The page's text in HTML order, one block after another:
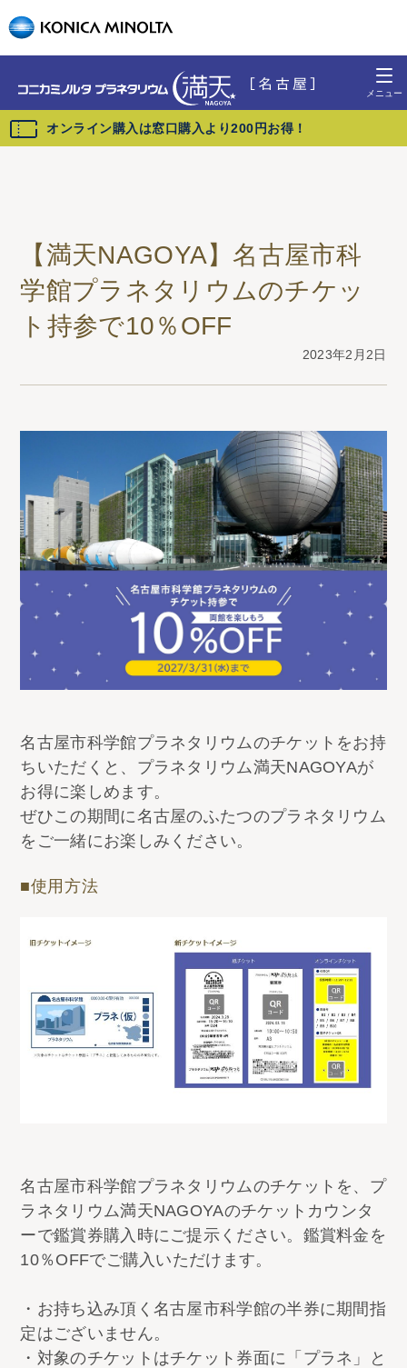
オンライン購入は窓口購入より200円お得！
【満天NAGOYA】名古屋市科
学館プラネタリウムのチケッ
ト持参で10％OFF
2023年2月2日
名古屋市科学館プラネタリウムのチケットをお持
ちいただくと、プラネタリウム満天NAGOYAが
お得に楽しめます。
ぜひこの期間に名古屋のふたつのプラネタリウム
をご一緒にお楽しみください。
■使用方法
名古屋市科学館プラネタリウムのチケットを、プ
ラネタリウム満天NAGOYAのチケットカウンタ
ーで鑑賞券購入時にご提示ください。鑑賞料金を
10％OFFでご購入いただけます。
・お持ち込み頂く名古屋市科学館の半券に期間指
定はございません。
・対象のチケットはチケット券面に「プラネ」と